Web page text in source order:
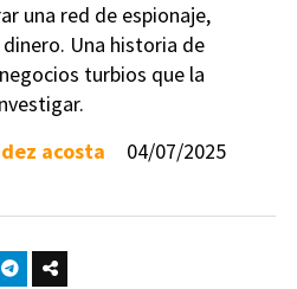
una red de espionaje,
Una historia de
turbios que la
04/07/2025
acosta